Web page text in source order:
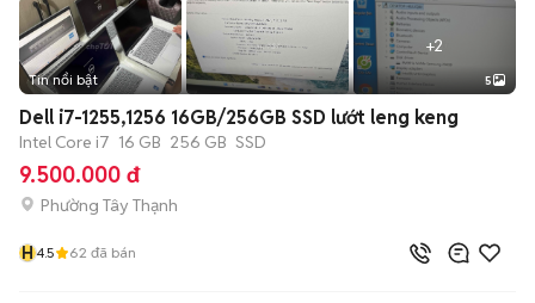
+2
Tin nổi bật 5
Dell i7-1255,1256 16GB/256GB SSD lướt leng keng
Intel Core i7 16 GB 256 GB SSD
9.500.000 đ
Phường Tây Thạnh
H4.5 62 đã bán